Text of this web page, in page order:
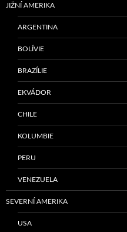
JIŽNÍ AMERIKA
ARGENTINA
BOLÍVIE
BRAZÍLIE
EKVÁDOR
CHILE
KOLUMBIE
PERU
VENEZUELA
SEVERNÍ AMERIKA
USA